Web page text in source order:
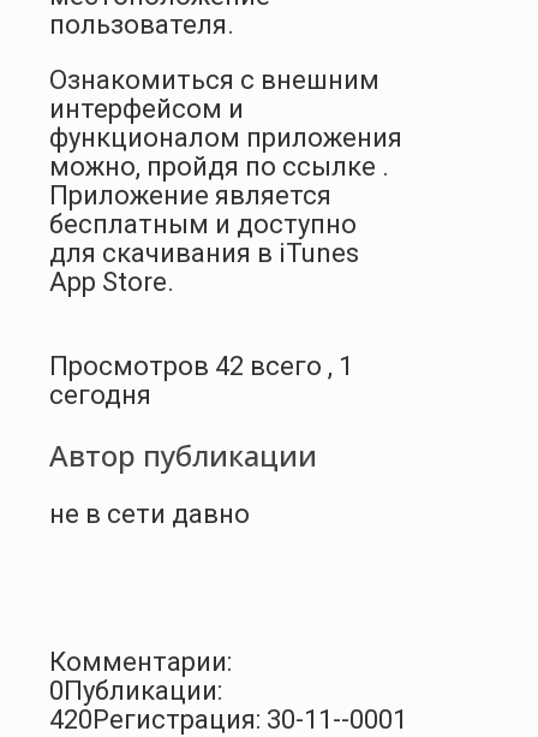
пользователя.
Ознакомиться с внешним
интерфейсом и
функционалом приложения
можно, пройдя по ссылке .
Приложение является
бесплатным и доступно
для скачивания в iTunes
App Store.
Просмотров 42 всего , 1
сегодня
Автор публикации
не в сети давно
Комментарии:
0 Публикации:
420 Регистрация: 30-11--0001